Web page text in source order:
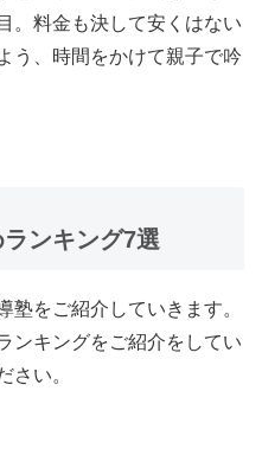
。料金も決して安くはない
う、時間をかけて親子で吟
ンキング7選
塾をご紹介していきます。
ンキングをご紹介をしてい
さい。